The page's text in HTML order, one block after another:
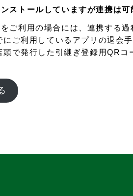
ストールしていますが連携は可
ご利用の場合には、連携する過
にご利用しているアプリの退会
で発行した引継ぎ登録用QRコ